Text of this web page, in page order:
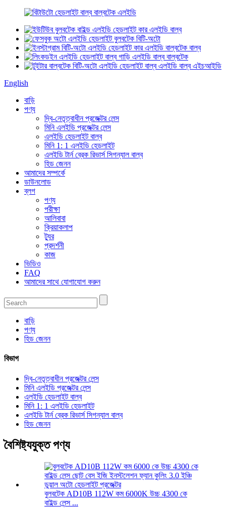
English
বাড়ি
পণ্য
দ্বি-নেতৃত্বাধীন প্রজেক্টর লেন্স
মিনি এলইডি প্রজেক্টর লেন্স
এলইডি হেডলাইট বাল্ব
মিনি 1: 1 এলইডি হেডলাইট
এলইডি টার্ন ব্রেক রিভার্স সিগন্যাল বাল্ব
হিড জেনন
আমাদের সম্পর্কে
ডাউনলোড
ব্লগ
পণ্য
পরীক্ষা
আলিবাবা
ক্রিয়াকলাপ
ট্যুর
প্রদর্শনী
কাজ
ভিডিও
FAQ
আমাদের সাথে যোগাযোগ করুন
বাড়ি
পণ্য
হিড জেনন
বিভাগ
দ্বি-নেতৃত্বাধীন প্রজেক্টর লেন্স
মিনি এলইডি প্রজেক্টর লেন্স
এলইডি হেডলাইট বাল্ব
মিনি 1: 1 এলইডি হেডলাইট
এলইডি টার্ন ব্রেক রিভার্স সিগন্যাল বাল্ব
হিড জেনন
বৈশিষ্ট্যযুক্ত পণ্য
বুলবটেক AD10B 112W কম 6000K উচ্চ 4300 কে
বাইল্ড লেন্স ...